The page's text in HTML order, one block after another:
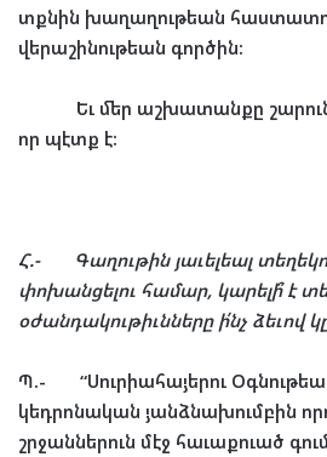
տքնին խաղաղութեան
վերաշինութեան գործին:
Եւ մեր աշխատանքը
որ պէտք է:
Հ.- Գաղութին յաւելեալ
փոխանցելու համար, կարելի՞ է
օժանդակութիւնները ի՛նչ ձեւով
Պ.- “Սուրիահայերու
կեդրոնական յանձնախումբին
շրջաններուն մէջ հաւաքուած